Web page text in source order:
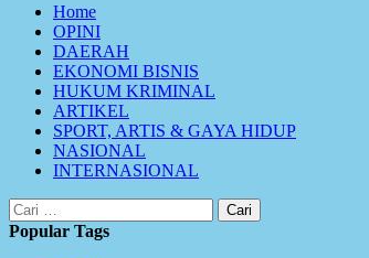
Primary
Menu
Home
OPINI
DAERAH
EKONOMI BISNIS
HUKUM KRIMINAL
ARTIKEL
SPORT, ARTIS & GAYA HIDUP
NASIONAL
INTERNASIONAL
Cari
untuk:
Popular Tags